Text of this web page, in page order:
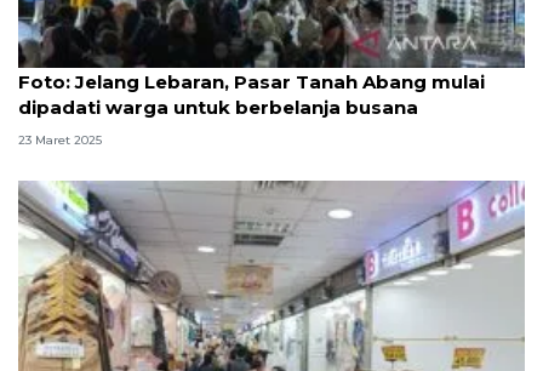
Foto
Foto: Jelang Lebaran, Pasar Tanah Abang mulai
dipadati warga untuk berbelanja busana
23 Maret 2025